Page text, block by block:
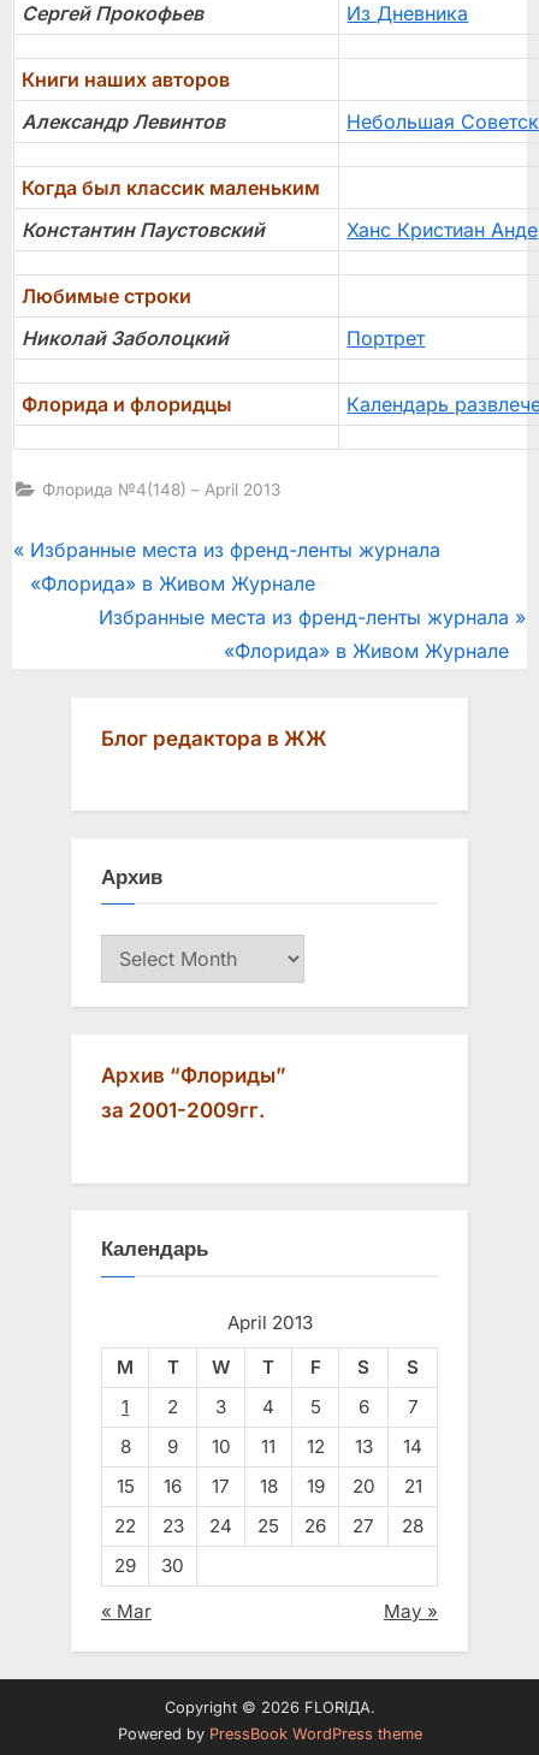
Сергей Прокофьев
Из Дневника
Книги наших авторов
Александр Левинтов
Небольшая
Когда был классик маленьким
Константин Паустовский
Ханс Кристиан
Любимые строки
Николай Заболоцкий
Портрет
Флорида и флоридцы Календарь
Флорида №4(148) – April 2013
Post
navigation
P
r
Избранные места из френд-ленты журнала
«Флорида» в Живом Журнале
N
P
s
:
Избранные места из френд-ленты журнала
«Флорида» в Живом Журнале
Блог редактора в ЖЖ
Архив
Архив
Архив “Флориды”
за 2001-2009гг.
Календарь
April 2013
M
T W T F S
S
1
2 3 4 5 6
7
8
9 10 11 12 13
14
15
16 17 18 19 20
21
22
23 24 25 26 27
28
29
30
« Mar
May »
Copyright © 2026 FLORIДА.
Powered by PressBook WordPress theme